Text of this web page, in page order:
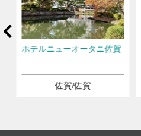
ホテルニューオータニ佐賀
佐賀/佐賀